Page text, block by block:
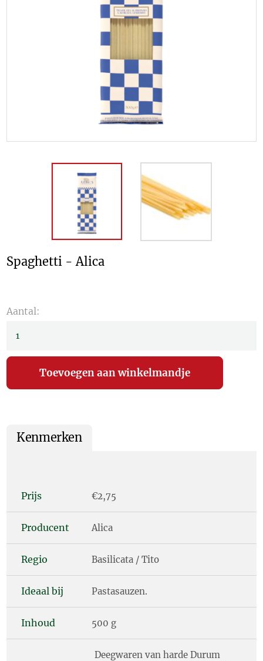
Spaghetti - Alica
Aantal:
Kenmerken
Prijs €2,75
Producent Alica
Regio Basilicata / Tito
Ideaal bij Pastasauzen.
Inhoud 500 g
Deegwaren van harde Durum